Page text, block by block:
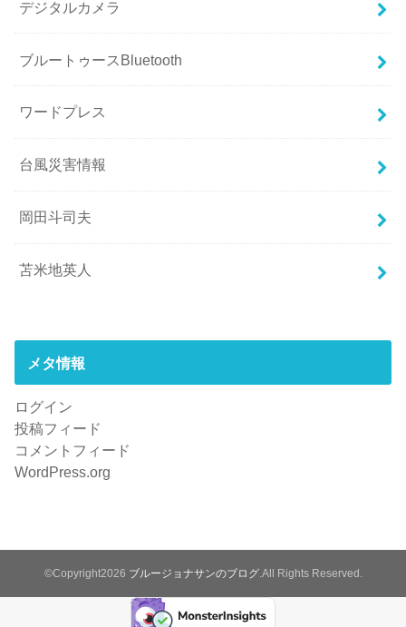
デジタルカメラ
ブルートゥースBluetooth
ワードプレス
台風災害情報
岡田斗司夫
苫米地英人
メタ情報
ログイン
投稿フィード
コメントフィード
WordPress.org
©Copyright2026 ブルージョナサンのブログ.All Rights Reserved.